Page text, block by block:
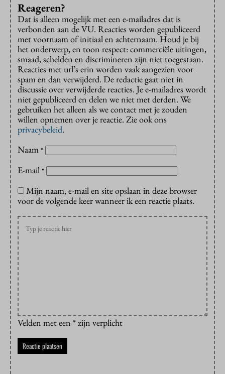
Reageren?
Dat is alleen mogelijk met een e-mailadres dat is
verbonden aan de VU. Reacties worden gepubliceerd
met voornaam of initiaal en achternaam. Houd je bij
het onderwerp, en toon respect: commerciële uitingen,
smaad, schelden en discrimineren zijn niet toegestaan.
Reacties met url’s erin worden vaak aangezien voor
spam en dan verwijderd. De redactie gaat niet in
discussie over verwijderde reacties. Je e-mailadres wordt
niet gepubliceerd en delen we niet met derden. We
gebruiken het alleen als we contact met je zouden
willen opnemen over je reactie. Zie ook ons
privacybeleid.
Naam *
E-mail *
Mijn naam, e-mail en site opslaan in deze browser
voor de volgende keer wanneer ik een reactie plaats.
Velden met een * zijn verplicht